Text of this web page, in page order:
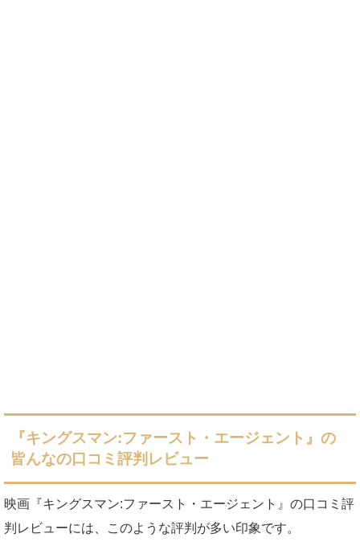
『キングスマン:ファースト・エージェント』の
皆んなの口コミ評判レビュー
映画『キングスマン:ファースト・エージェント』の口コミ評
判レビューには、このような評判が多い印象です。